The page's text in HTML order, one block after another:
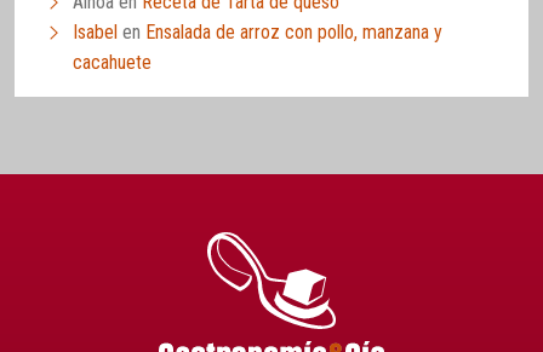
Isabel en Ensalada de arroz con pollo, manzana y
cacahuete